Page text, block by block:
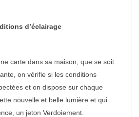
d’éclairage
carte dans sa maison, que se soit
on vérifie si les conditions
et on dispose sur chaque
nouvelle et belle lumière et qui
un jeton Verdoiement.